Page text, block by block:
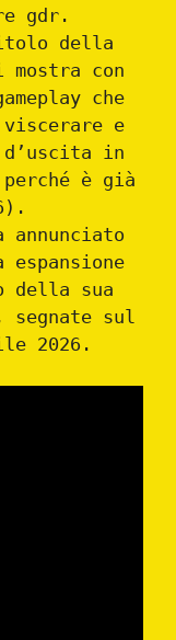
gdr.
della
mostra con
che
viscerare e
in
è già
della sua
segnate sul
2026.